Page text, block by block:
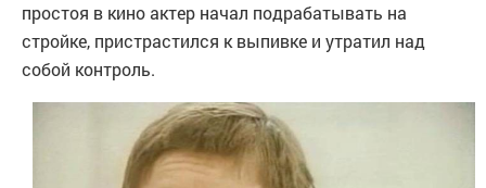
простоя в кино актер начал подрабатывать на
стройке, пристрастился к выпивке и утратил над
собой контроль.